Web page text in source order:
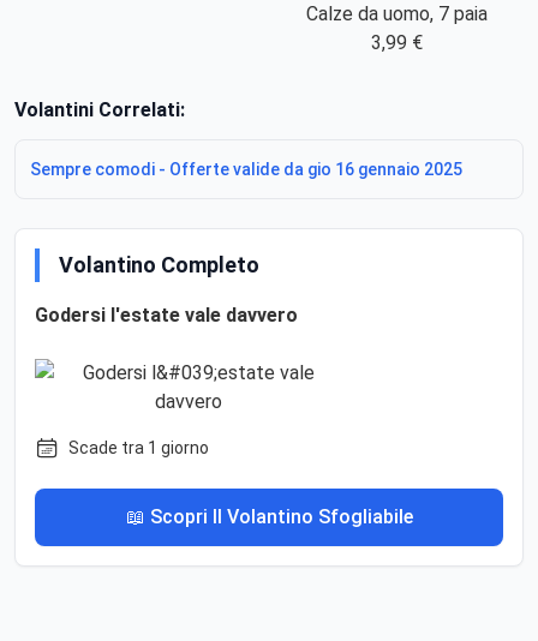
Calze da uomo, 7 paia
3,99 €
Volantini Correlati:
Sempre comodi - Offerte valide da gio 16 gennaio 2025
Volantino Completo
Godersi l'estate vale davvero
Scade tra 1 giorno
📖 Scopri Il Volantino Sfogliabile